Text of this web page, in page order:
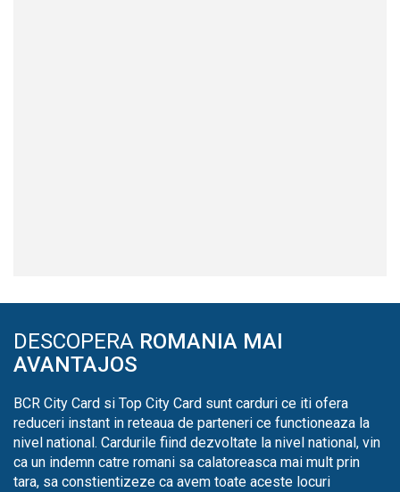
DESCOPERA ROMANIA MAI
AVANTAJOS
BCR City Card si Top City Card sunt carduri ce iti ofera
reduceri instant in reteaua de parteneri ce functioneaza la
nivel national. Cardurile fiind dezvoltate la nivel national, vin
ca un indemn catre romani sa calatoreasca mai mult prin
tara, sa constientizeze ca avem toate aceste locuri